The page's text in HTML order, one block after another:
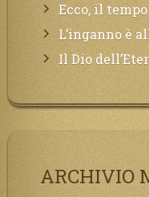
Ecco, il tempo è giunto
L’inganno è alle porte, il disordine
Il Dio dell’Eterno Amore grida tutto il
ARCHIVIO